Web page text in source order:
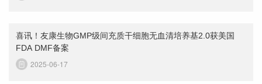
喜讯！友康生物GMP级间充质干细胞无血清培养基2.0获美国
FDA DMF备案
2025-06-17